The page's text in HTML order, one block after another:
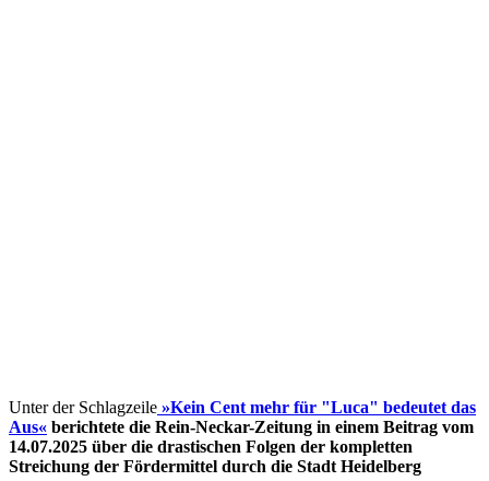
Unter der Schlagzeile »Kein Cent mehr für "Luca" bedeutet das
Aus« berichtete die Rein-Neckar-Zeitung in einem Beitrag vom
14.07.2025 über die drastischen Folgen der kompletten
Streichung der Fördermittel durch die Stadt Heidelberg